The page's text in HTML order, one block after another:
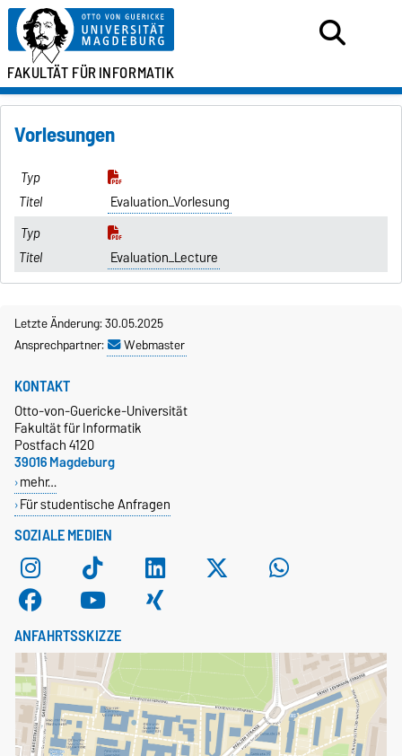
FAKULTÄT FÜRINFORMATIK
Vorlesungen
Evaluation_Vorlesung
Evaluation_Lecture
Letzte Änderung: 30.05.2025
Ansprechpartner:
Webmaster
SOZIALE MEDIEN
KONTAKT
Otto-von-Guericke-Universität
Fakultät für Informatik
Postfach 4120
39016 Magdeburg
mehr…
Für studentische Anfragen
ANFAHRTSSKIZZE